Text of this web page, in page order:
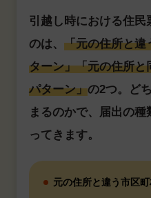
引越し時における住
のは、 「元の住所と違
ターン」「元の住所と
パターン」の2つ。ど
まるのかで、届出の
ってきます。
元の住所と違う市区